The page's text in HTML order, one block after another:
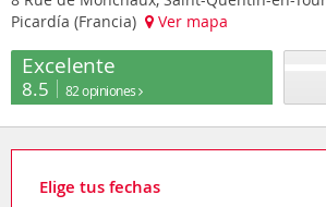
Picardía (Francia)
Ver mapa
Excelente
8.5 82 opiniones
Elige tus fechas